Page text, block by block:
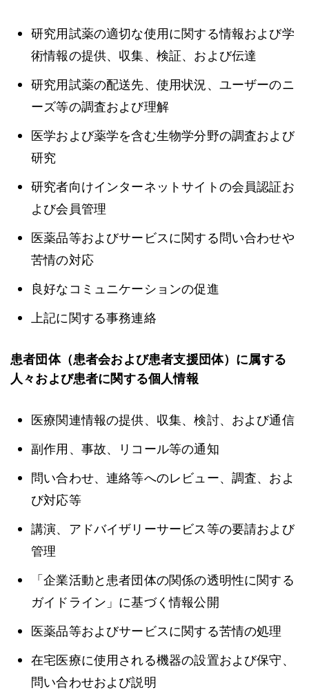
研究用試薬の適切な使用に関する情報および学
術情報の提供、収集、検証、および伝達
研究用試薬の配送先、使用状況、ユーザーのニ
ーズ等の調査および理解
医学および薬学を含む生物学分野の調査および
研究
研究者向けインターネットサイトの会員認証お
よび会員管理
医薬品等およびサービスに関する問い合わせや
苦情の対応
良好なコミュニケーションの促進
上記に関する事務連絡
患者団体（患者会および患者支援団体）に属する
人々および患者に関する個人情報
医療関連情報の提供、収集、検討、および通信
副作用、事故、リコール等の通知
問い合わせ、連絡等へのレビュー、調査、およ
び対応等
講演、アドバイザリーサービス等の要請および
管理
「企業活動と患者団体の関係の透明性に関する
ガイドライン」に基づく情報公開
医薬品等およびサービスに関する苦情の処理
在宅医療に使用される機器の設置および保守、
問い合わせおよび説明